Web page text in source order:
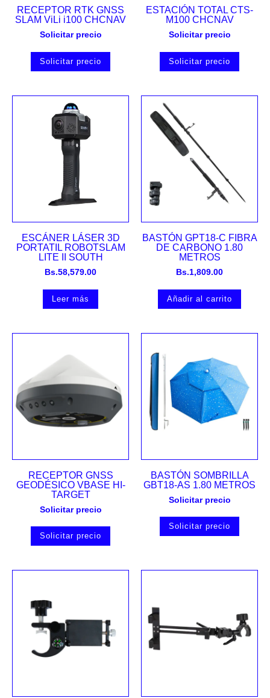
RECEPTOR RTK GNSS
SLAM ViLi i100 CHCNAV
Solicitar precio
Solicitar precio
ESTACIÓN TOTAL CTS-
M100 CHCNAV
Solicitar precio
Solicitar precio
ESCÁNER LÁSER 3D
PORTATIL ROBOTSLAM
LITE II SOUTH
Bs.58,579.00
Leer más
BASTÓN GPT18-C FIBRA
DE CARBONO 1.80
METROS
Bs.1,809.00
Añadir al carrito
RECEPTOR GNSS
GEODÉSICO VBASE HI-
TARGET
Solicitar precio
Solicitar precio
BASTÓN SOMBRILLA
GBT18-AS 1.80 METROS
Solicitar precio
Solicitar precio